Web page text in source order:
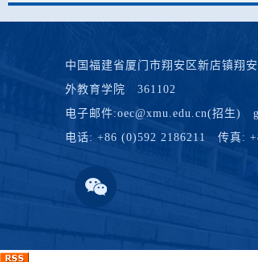
中国福建省厦门市翔安区新店镇翔
外教育学院 361102
电子邮件:oec@xmu.edu.cn(招生)
电话: +86 (0)592 2186211 传真: